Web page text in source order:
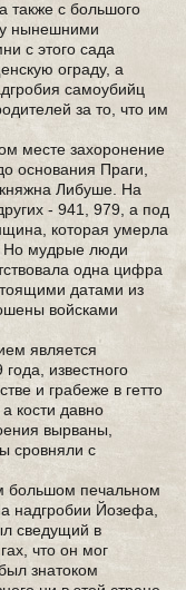
также с большого
нынешними
с этого сада
ограду, а
самоубийц
за то, что им
месте захоронение
основания Праги,
Либуше. На
- 941, 979, а под
которая умерла
Но мудрые люди
одна цифра
датами из
войсками
является
известного
и грабеже в гетто
кости давно
вырваны,
сровняли с
большом печальном
надгробии Йозефа,
сведущий в
что он мог
знатоком